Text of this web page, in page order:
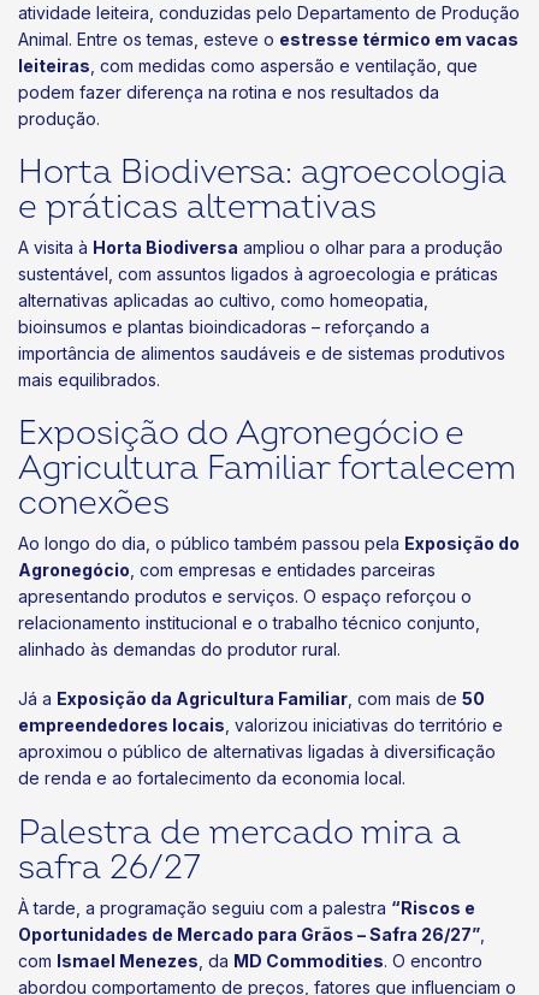
atividade leiteira, conduzidas pelo Departamento de Produção
Animal. Entre os temas, esteve o estresse térmico em vacas
leiteiras , com medidas como aspersão e ventilação, que
podem fazer diferença na rotina e nos resultados da
produção.
Horta Biodiversa: agroecologia
e práticas alternativas
A visita à Horta Biodiversa ampliou o olhar para a produção
sustentável, com assuntos ligados à agroecologia e práticas
alternativas aplicadas ao cultivo, como homeopatia,
bioinsumos e plantas bioindicadoras – reforçando a
importância de alimentos saudáveis e de sistemas produtivos
mais equilibrados.
Exposição do Agronegócio e
Agricultura Familiar fortalecem
conexões
Ao longo do dia, o público também passou pela Exposição do
Agronegócio , com empresas e entidades parceiras
apresentando produtos e serviços. O espaço reforçou o
relacionamento institucional e o trabalho técnico conjunto,
alinhado às demandas do produtor rural.
Já a Exposição da Agricultura Familiar , com mais de 50
empreendedores locais , valorizou iniciativas do território e
aproximou o público de alternativas ligadas à diversificação
de renda e ao fortalecimento da economia local.
Palestra de mercado mira a
safra 26/27
À tarde, a programação seguiu com a palestra “Riscos e
Oportunidades de Mercado para Grãos – Safra 26/27”
com Ismael Menezes , da MD Commodities. O encontro
abordou comportamento de preços, fatores que influenciam o